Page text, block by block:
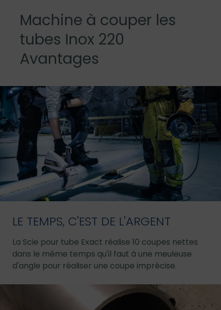
Machine à couper les
tubes Inox 220
Avantages
LE TEMPS, C'EST DE L'ARGENT
La Scie pour tube Exact réalise 10 coupes nettes
dans le même temps qu'il faut à une meuleuse
d'angle pour réaliser une coupe imprécise.